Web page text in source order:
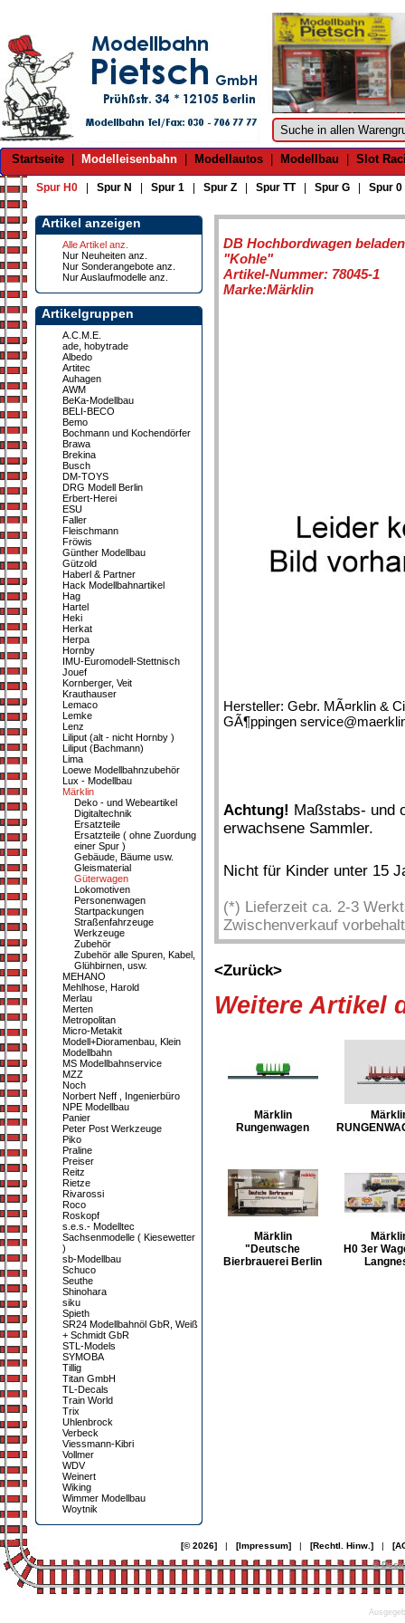
Startseite Modelleisenbahn Modellautos Modellbau Slot
Spur H0 Spur N Spur 1 Spur Z Spur TT| Spur G Spur 0
Artikel anzeigen
Alle Artikel anz.
Nur Neuheiten anz.
Nur Sonderangebote anz.
Nur Auslaufmodelle anz.
Artikelgruppen
A.C.M.E.
ade, hobytrade
Albedo
Artitec
Auhagen
AWM
BeKa-Modellbau
BELI-BECO
Bemo
Bochmann und Kochendörfer
Brawa
Brekina
Busch
DM-TOYS
DRG Modell Berlin
Erbert-Herei
ESU
Faller
Fleischmann
Fröwis
Günther Modellbau
Gützold
Haberl & Partner
Hack Modellbahnartikel
Hag
Hartel
Heki
Herkat
Herpa
Hornby
IMU-Euromodell-Stettnisch
Jouef
Kornberger, Veit
Krauthauser
Lemaco
Lemke
Lenz
Liliput (alt - nicht Hornby )
Liliput (Bachmann)
Lima
Loewe Modellbahnzubehör
Lux - Modellbau
Märklin
Deko - und Webeartikel
Digitaltechnik
Ersatzteile
Ersatzteile ( ohne Zuordung
einer Spur )
Gebäude, Bäume usw.
Gleismaterial
Güterwagen
Lokomotiven
Personenwagen
Startpackungen
Straßenfahrzeuge
Werkzeuge
Zubehör
Zubehör alle Spuren, Kabel,
Glühbirnen, usw.
MEHANO
Mehlhose, Harold
Merlau
Merten
Metropolitan
Micro-Metakit
Modell+Dioramenbau, Klein
Modellbahn
MS Modellbahnservice
MZZ
Noch
Norbert Neff , Ingenierbüro
NPE Modellbau
Panier
Peter Post Werkzeuge
Piko
Praline
Preiser
Reitz
Rietze
Rivarossi
Roco
Roskopf
s.e.s.- Modelltec
Sachsenmodelle ( Kiesewetter
)
sb-Modellbau
Schuco
Seuthe
Shinohara
siku
Spieth
SR24 Modellbahnöl GbR, Weiß
+ Schmidt GbR
STL-Models
SYMOBA
Tillig
Titan GmbH
TL-Decals
Train World
Trix
Uhlenbrock
Verbeck
Viessmann-Kibri
Vollmer
WDV
Weinert
Wiking
Wimmer Modellbau
Woytnik
DB Hochbordwagen
"Kohle"
Artikel-Nummer: 78045-1
Marke:Märklin
Hersteller: Gebr. MÃ¤rklin &
GÃ¶ppingen
Achtung! Maßstabs- und
erwachsene Sammler.
Nicht für Kinder unter 15
(*) Lieferzeit ca. 2-3
Zwischenverkauf
<Zurück>
Weitere Artikel
Märklin
Rungenwagen
Märklin
"Deutsche
Bierbrauerei Berlin
H0 3er
[© 2026]| [Impressum]| [Rechtl. Hinw.]|
©